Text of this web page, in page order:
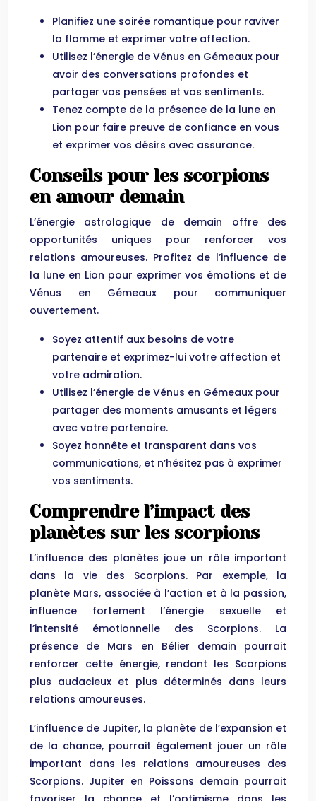
Planifiez une soirée romantique pour raviver
la flamme et exprimer votre affection.
Utilisez l’énergie de Vénus en Gémeaux pour
avoir des conversations profondes et
partager vos pensées et vos sentiments.
Tenez compte de la présence de la lune en
Lion pour faire preuve de confiance en vous
et exprimer vos désirs avec assurance.
Conseils pour les scorpions
en amour demain
L’énergie astrologique de demain offre des
opportunités uniques pour renforcer vos
relations amoureuses. Profitez de l’influence de
la lune en Lion pour exprimer vos émotions et de
Vénus en Gémeaux pour communiquer
ouvertement.
Soyez attentif aux besoins de votre
partenaire et exprimez-lui votre affection et
votre admiration.
Utilisez l’énergie de Vénus en Gémeaux pour
partager des moments amusants et légers
avec votre partenaire.
Soyez honnête et transparent dans vos
communications, et n’hésitez pas à exprimer
vos sentiments.
Comprendre l’impact des
planètes sur les scorpions
L’influence des planètes joue un rôle important
dans la vie des Scorpions. Par exemple, la
planète Mars, associée à l’action et à la passion,
influence fortement l’énergie sexuelle et
l’intensité émotionnelle des Scorpions. La
présence de Mars en Bélier demain pourrait
renforcer cette énergie, rendant les Scorpions
plus audacieux et plus déterminés dans leurs
relations amoureuses.
L’influence de Jupiter, la planète de l’expansion et
de la chance, pourrait également jouer un rôle
important dans les relations amoureuses des
Scorpions. Jupiter en Poissons demain pourrait